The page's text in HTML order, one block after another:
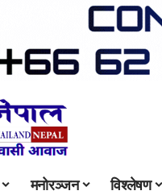
मनोरञ्जन विश्लेषण